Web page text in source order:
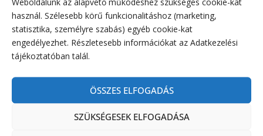
használ. Szélesebb körű funkcionalitáshoz (marketing,
statisztika, személyre szabás) egyéb cookie-kat
engedélyezhet. Részletesebb információkat az Adatkezelési
tájékoztatóban talál.
ÖSSZES ELFOGADÁS
SZÜKSÉGESEK ELFOGADÁSA